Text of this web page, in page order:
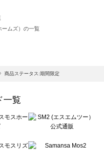
ームズ）の一覧
ンサモスモス）の一覧
ー）の一覧
商品ステータス:期間限定
一覧